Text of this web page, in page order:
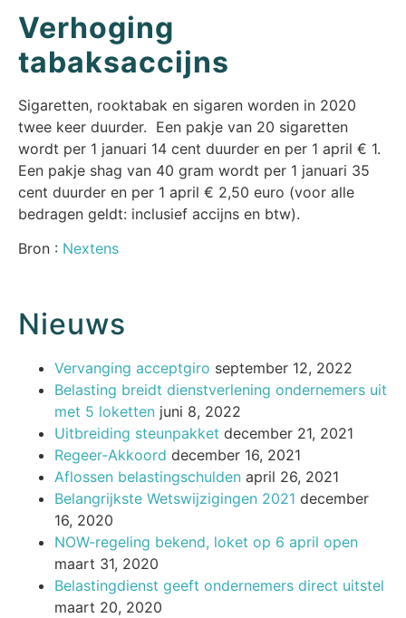
Verhoging
tabaksaccijns
Sigaretten, rooktabak en sigaren worden in 2020
twee keer duurder. Een pakje van 20 sigaretten
wordt per 1 januari 14 cent duurder en per 1 april € 1.
Een pakje shag van 40 gram wordt per 1 januari 35
cent duurder en per 1 april € 2,50 euro (voor alle
bedragen geldt: inclusief accijns en btw).
Bron : Nextens
Nieuws
Vervanging acceptgiro september 12, 2022
Belasting breidt dienstverlening ondernemers uit
met 5 loketten juni 8, 2022
Uitbreiding steunpakket december 21, 2021
Regeer-Akkoord december 16, 2021
Aflossen belastingschulden april 26, 2021
Belangrijkste Wetswijzigingen 2021 december
16, 2020
NOW-regeling bekend, loket op 6 april open
maart 31, 2020
Belastingdienst geeft ondernemers direct uitstel
maart 20, 2020